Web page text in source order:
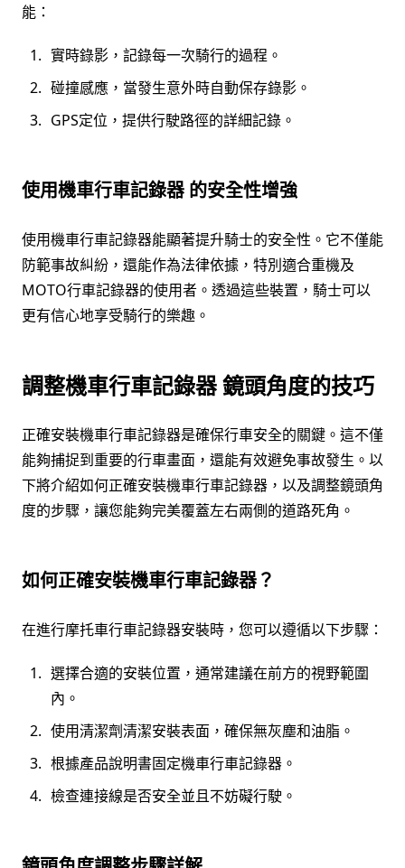
能：
實時錄影，記錄每一次騎行的過程。
碰撞感應，當發生意外時自動保存錄影。
GPS定位，提供行駛路徑的詳細記錄。
使用機車行車記錄器 的安全性增強
使用機車行車記錄器能顯著提升騎士的安全性。它不僅能
防範事故糾紛，還能作為法律依據，特別適合重機及
MOTO行車記錄器的使用者。透過這些裝置，騎士可以
更有信心地享受騎行的樂趣。
調整機車行車記錄器 鏡頭角度的技巧
正確安裝機車行車記錄器是確保行車安全的關鍵。這不僅
能夠捕捉到重要的行車畫面，還能有效避免事故發生。以
下將介紹如何正確安裝機車行車記錄器，以及調整鏡頭角
度的步驟，讓您能夠完美覆蓋左右兩側的道路死角。
如何正確安裝機車行車記錄器？
在進行摩托車行車記錄器安裝時，您可以遵循以下步驟：
選擇合適的安裝位置，通常建議在前方的視野範圍
內。
使用清潔劑清潔安裝表面，確保無灰塵和油脂。
根據產品說明書固定機車行車記錄器。
檢查連接線是否安全並且不妨礙行駛。